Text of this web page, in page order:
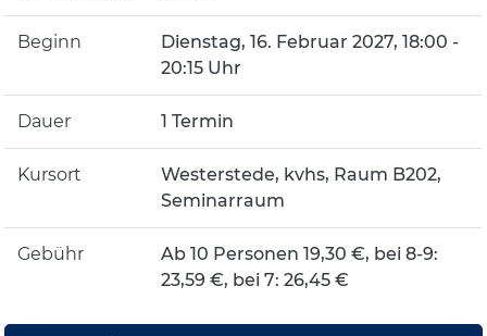
Beginn
Dienstag, 16. Februar 2027, 18:00 -
20:15 Uhr
Dauer 1 Termin
Kursort
Westerstede, kvhs, Raum B202,
Seminarraum
Gebühr
Ab 10 Personen 19,30 €, bei 8-9:
23,59 €, bei 7: 26,45 €